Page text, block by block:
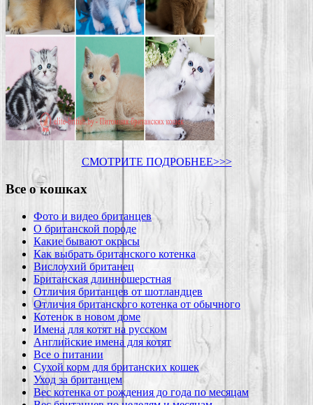
СМОТРИТЕ ПОДРОБНЕЕ>>>
Все о кошках
Фото и видео британцев
О британской породе
Какие бывают окрасы
Как выбрать британского котенка
Вислоухий британец
Британская длинношерстная
Отличия британцев от шотландцев
Отличия британского котенка от обычного
Котенок в новом доме
Имена для котят на русском
Английские имена для котят
Все о питании
Сухой корм для британских кошек
Уход за британцем
Вес котенка от рождения до года по месяцам